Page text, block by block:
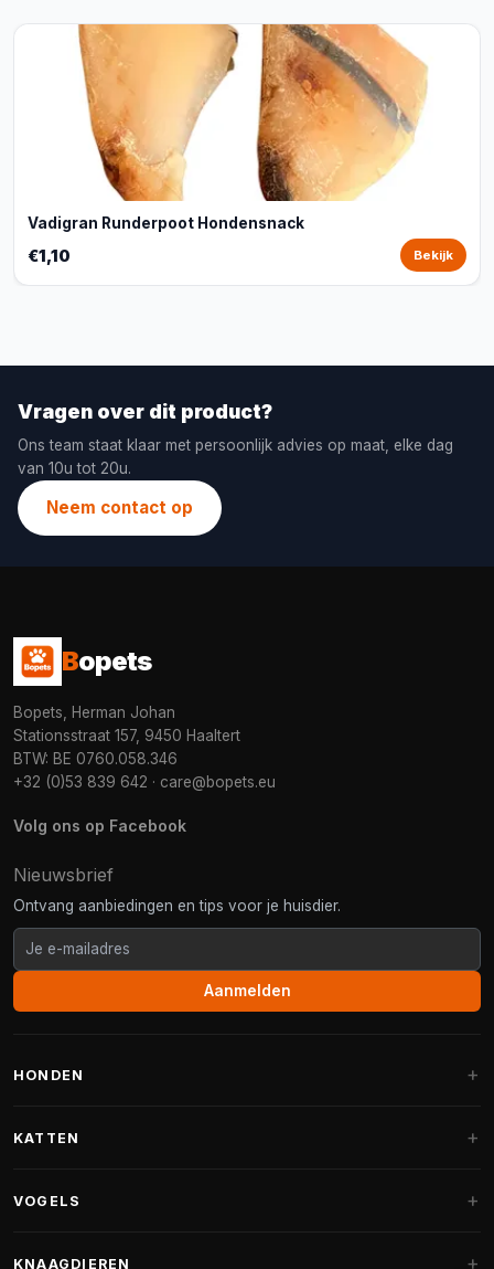
Vadigran Runderpoot Hondensnack
€1,10 Bekijk
Vragen over dit product?
Ons team staat klaar met persoonlijk advies op maat, elke dag
van 10u tot 20u.
Neem contact op
Bopets
Bopets, Herman Johan
Stationsstraat 157, 9450 Haaltert
BTW: BE 0760.058.346
+32 (0)53 839 642 · care@bopets.eu
Volg ons op Facebook
Nieuwsbrief
Ontvang aanbiedingen en tips voor je huisdier.
Aanmelden
HONDEN
Fantail hondenmanden
KATTEN
VOGELS
KNAAGDIEREN